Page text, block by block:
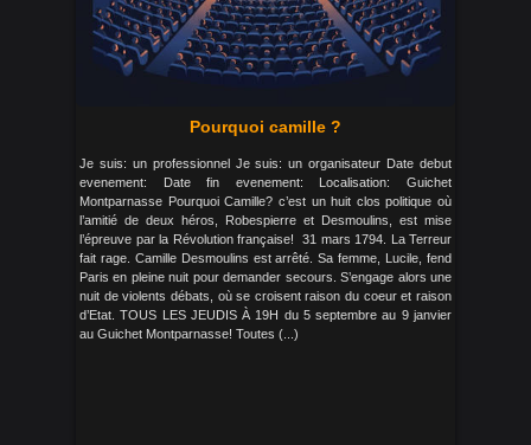
Pourquoi camille ?
Je suis: un professionnel Je suis: un organisateur Date debut
evenement: Date fin evenement: Localisation: Guichet
Montparnasse Pourquoi Camille? c’est un huit clos politique où
l’amitié de deux héros, Robespierre et Desmoulins, est mise
l’épreuve par la Révolution française! 31 mars 1794. La Terreur
fait rage. Camille Desmoulins est arrêté. Sa femme, Lucile, fend
Paris en pleine nuit pour demander secours. S’engage alors une
nuit de violents débats, où se croisent raison du coeur et raison
d’Etat. TOUS LES JEUDIS À 19H du 5 septembre au 9 janvier
au Guichet Montparnasse! Toutes (...)